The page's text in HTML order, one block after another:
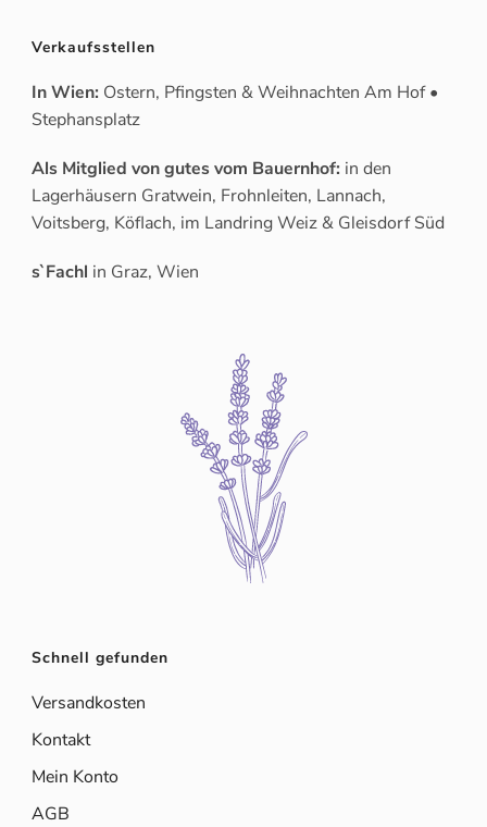
Verkaufsstellen
In Wien: Ostern, Pfingsten & Weihnachten Am Hof •
Stephansplatz
Als Mitglied von gutes vom Bauernhof: in den
Lagerhäusern Gratwein, Frohnleiten, Lannach,
Voitsberg, Köflach, im Landring Weiz & Gleisdorf Süd
s`Fachl in Graz, Wien
Schnell gefunden
Versandkosten
Kontakt
Mein Konto
AGB